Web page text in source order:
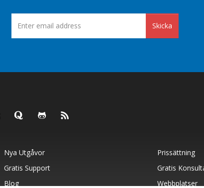
Skicka
Nya Utgåvor
Prissättning
Gratis Support
Gratis
Blog Webbplatser